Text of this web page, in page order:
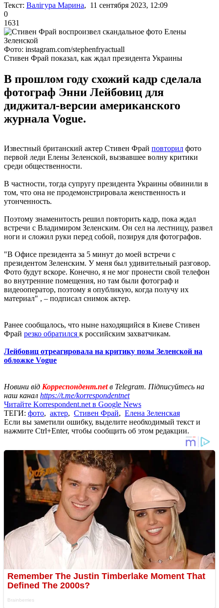
Текст: Валігура Марина, 11 сентября 2023, 12:09
0
1631
Фото: instagram.com/stephenfryactuall
Стивен Фрай показал, как ждал президента Украины
В прошлом году схожий кадр сделала
фотограф Энни Лейбовиц для
диджитал-версии американского
журнала Vogue.
Известный британский актер Стивен Фрай повторил фото
первой леди Елены Зеленской, вызвавшее волну критики
среди общественности.
В частности, тогда супругу президента Украины обвинили в
том, что она не продемонстрировала женственность и
утонченность.
Поэтому знаменитость решил повторить кадр, пока ждал
встречи с Владимиром Зеленским. Он сел на лестницу, развел
ноги и сложил руки перед собой, позируя для фотографов.
"В Офисе президента за 5 минут до моей встречи с
президентом Зеленским. У меня был удивительный разговор.
Фото будут вскоре. Конечно, я не мог пронести свой телефон
во внутренние помещения, но там были фотограф и
видеооператор, поэтому я опубликую, когда получу их
материал" , – подписал снимок актер.
Ранее сообщалось, что ныне находящийся в Киеве Стивен
Фрай резко обратился к российским захватчикам.
Лейбовиц отреагировала на критику позы Зеленской на
обложке Vogue
Новини від Корреспондент.netв Telegram. Підписуйтесь на
наш канал https://t.me/korrespondentnet
Читайте Korrespondent.net в Google News
ТЕГИ: фото, актер, Стивен Фрай, Елена Зеленская
Если вы заметили ошибку, выделите необходимый текст и
нажмите Ctrl+Enter, чтобы сообщить об этом редакции.